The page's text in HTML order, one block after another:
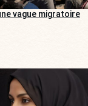
vague migratoire